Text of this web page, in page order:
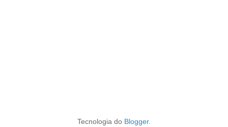
Tecnologia do Blogger.